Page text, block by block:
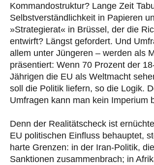
Kommandostruktur? Lange Zeit
Selbstverständlichkeit in Papieren
»Strategierat« in Brüssel, der die
entwirft? Längst gefordert. Und
allem unter Jüngeren – werden als
präsentiert: Wenn 70 Prozent der
Jährigen die EU als Weltmacht
soll die Politik liefern, so die Logik.
Umfragen kann man kein Imperium
Denn der Realitätscheck ist
EU politischen Einfluss behauptet,
harte Grenzen: in der Iran-Politik,
Sanktionen zusammenbrach; in